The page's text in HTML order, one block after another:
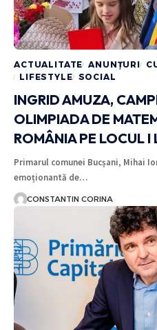
ACTUALITATE ANUNȚURI
LIFESTYLE SOCIAL
INGRID AMUZA,
OLIMPIADA DE
ROMÂNIA PE LOCUL I
Primarul comunei Bucșani, Mihai
emoționantă de…
CONSTANTIN CORINA